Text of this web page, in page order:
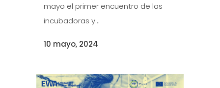
mayo el primer encuentro de las
incubadoras y...
10 mayo, 2024